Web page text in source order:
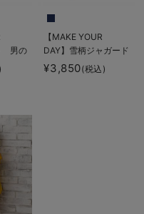
男の
【MAKE YOUR
DAY】雪柄ジャガード
ロンパース
¥3,850(税込)